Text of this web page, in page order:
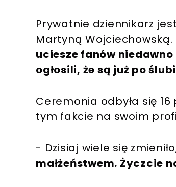
Prywatnie dziennikarz
Martyną Wojciechowską.
uciesze fanów
ogłosili, że są już po
Ceremonia odbyła się
tym fakcie na swoim
- Dzisiaj wiele się
małżeństwem. Życzcie